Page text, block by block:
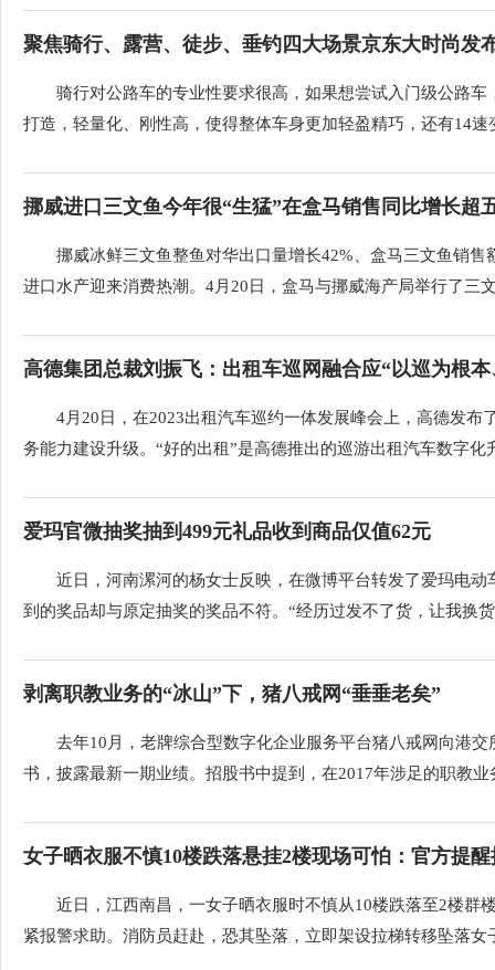
聚焦骑行、露营、徒步、垂钓四大场景京东大时尚发
骑行对公路车的专业性要求很高，如果想尝试入门级公路
打造，轻量化、刚性高，使得整体车身更加轻盈精巧，还有14速
挪威进口三文鱼今年很“生猛”在盒马销售同比增长超
挪威冰鲜三文鱼整鱼对华出口量增长42%、盒马三文鱼销
进口水产迎来消费热潮。4月20日，盒马与挪威海产局举行了三
高德集团总裁刘振飞：出租车巡网融合应“以巡为根
4月20日，在2023出租汽车巡约一体发展峰会上，高德发
务能力建设升级。“好的出租”是高德推出的巡游出租汽车数字化
爱玛官微抽奖抽到499元礼品收到商品仅值62元
近日，河南漯河的杨女士反映，在微博平台转发了爱玛电
到的奖品却与原定抽奖的奖品不符。“经历过发不了货，让我换
剥离职教业务的“冰山”下，猪八戒网“垂垂老矣”
去年10月，老牌综合型数字化企业服务平台猪八戒网向港
书，披露最新一期业绩。招股书中提到，在2017年涉足的职教业
女子晒衣服不慎10楼跌落悬挂2楼现场可怕：官方提
近日，江西南昌，一女子晒衣服时不慎从10楼跌落至2楼群
紧报警求助。消防员赶赴，恐其坠落，立即架设拉梯转移坠落女